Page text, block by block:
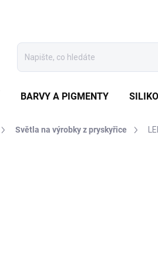
BARVY A PIGMENTY
Světla na výrobky z pryskyřice